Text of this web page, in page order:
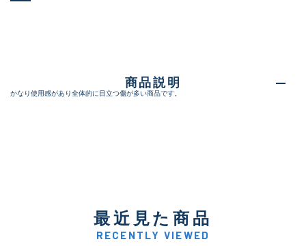
商品説明
かなり使用感があり全体的に目立つ傷が多い商品です。
最近見た商品
RECENTLY VIEWED